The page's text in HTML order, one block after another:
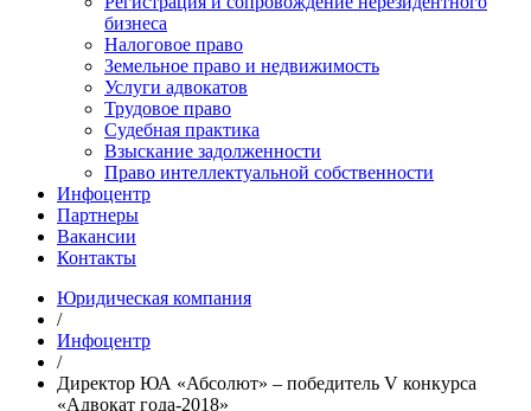
бизнеса
Налоговое право
Земельное право и недвижимость
Услуги адвокатов
Трудовое право
Судебная практика
Взыскание задолженности
Право интеллектуальной собственности
Инфоцентр
Партнеры
Вакансии
Контакты
Юридическая компания
/
Инфоцентр
/
Директор ЮА «Абсолют» – победитель V конкурса
«Адвокат года-2018»